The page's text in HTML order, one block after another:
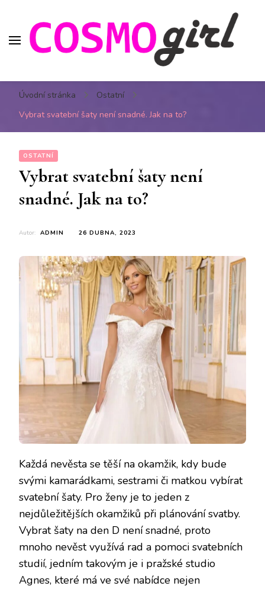
Cosmo girl – Magazín pro
moderní dívky
Buďte IN a zjistěte, jak se starat o své zdravý,
udržet se ve formě a vypadat tak, abyste každého
ohromila.
Úvodní stránka
Ostatní
Vybrat svatební šaty není snadné. Jak na to?
OSTATNÍ
Vybrat svatební šaty není
snadné. Jak na to?
Autor: ADMIN 26 DUBNA, 2023
Každá nevěsta se těší na okamžik, kdy bude
svými kamarádkami, sestrami či matkou vybírat
svatební šaty. Pro ženy je to jeden z
nejdůležitějších okamžiků při plánování svatby.
Vybrat šaty na den D není snadné, proto
mnoho nevěst využívá rad a pomoci svatebních
studií, jedním takovým je i pražské studio
Agnes, které má ve své nabídce nejen